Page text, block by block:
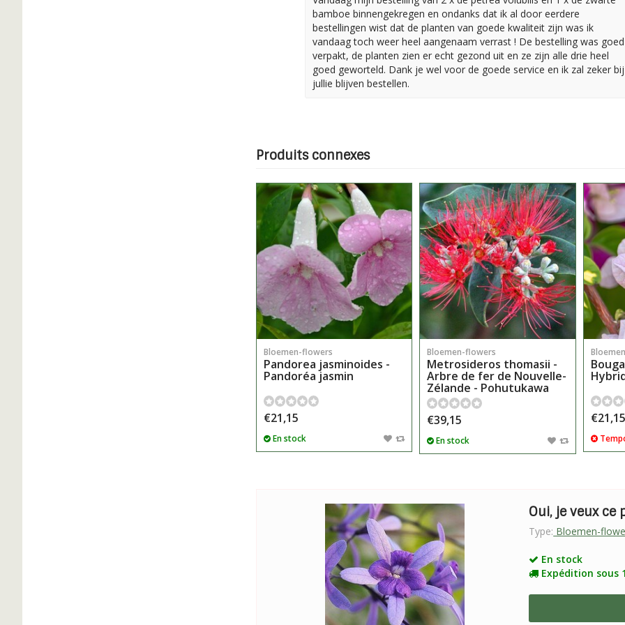
bamboe binnengekregen en ondanks dat ik al door eerdere
bestellingen wist dat de planten van goede kwaliteit zijn was ik
vandaag toch weer heel aangenaam verrast ! De bestelling was goed
verpakt, de planten zien er echt gezond uit en ze zijn alle drie heel
goed geworteld. Dank je wel voor de goede service en ik zal zeker bij
jullie blijven bestellen.
Produits connexes
Bloemen-flowers
Pandorea jasminoides -
Pandoréa jasmin
€21,15
En stock
Bloemen-flowers
Metrosideros thomasii -
Arbre de fer de Nouvelle-
Zélande - Pohutukawa
€39,15
En stock
€21,15
Oui, je veux ce
Type: Bloemen-
En stock
Expédition sous